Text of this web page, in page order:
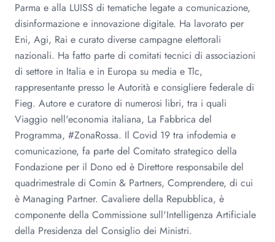
Parma e alla LUISS di tematiche legate a comunicazione,
disinformazione e innovazione digitale. Ha lavorato per
Eni, Agi, Rai e curato diverse campagne elettorali
nazionali. Ha fatto parte di comitati tecnici di associazioni
di settore in Italia e in Europa su media e Tlc,
rappresentante presso le Autorità e consigliere federale di
Fieg. Autore e curatore di numerosi libri, tra i quali
Viaggio nell'economia italiana, La Fabbrica del
Programma, #ZonaRossa. Il Covid 19 tra infodemia e
comunicazione, fa parte del Comitato strategico della
Fondazione per il Dono ed è Direttore responsabile del
quadrimestrale di Comin & Partners, Comprendere, di cui
è Managing Partner. Cavaliere della Repubblica, è
componente della Commissione sull'Intelligenza Artificiale
della Presidenza del Consiglio dei Ministri.